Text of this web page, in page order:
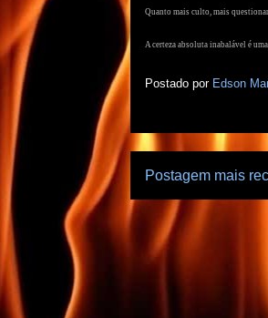
Quanto mais culto, mais
A certeza absoluta inabalável é
Postado por Edson
Postagem mais